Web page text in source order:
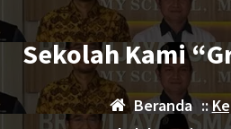
Sekolah Kami
Beranda ::